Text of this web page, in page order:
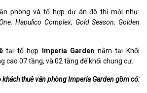
phòng và tổ hợp dự án đô thị mới như:
Hapulico Complex, Gold Season, Golden
tại tổ hợp Imperia Garden nằm tại Khối
cao 07 tầng, và 02 tầng đế khối chung cư.
thuê văn phòng Imperia Garden gồm có: